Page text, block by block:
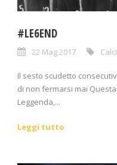
#LE6END
22 Mag 2017
Il sesto scudetto
di non fermarsi mai
Leggenda,...
Leggi tutto